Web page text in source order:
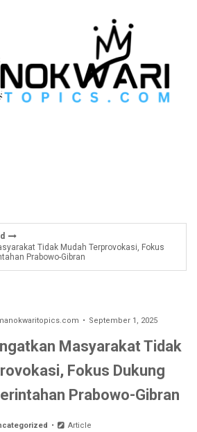
Tidak Mudah Terprovokasi, Fokus
Prabowo-Gibran
September 1, 2025
Masyarakat Tidak
Fokus Dukung
Prabowo-Gibran
Article